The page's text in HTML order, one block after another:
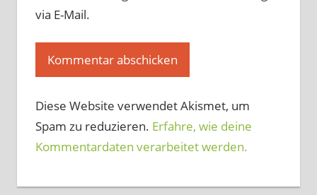
via E-Mail.
Diese Website verwendet Akismet, um
Spam zu reduzieren. Erfahre, wie deine
Kommentardaten verarbeitet werden.